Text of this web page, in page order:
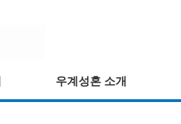
우계성혼 소개